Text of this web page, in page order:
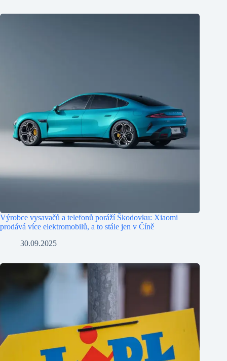
Výrobce vysavačů a telefonů poráží Škodovku: Xiaomi
prodává více elektromobilů, a to stále jen v Číně
30.09.2025